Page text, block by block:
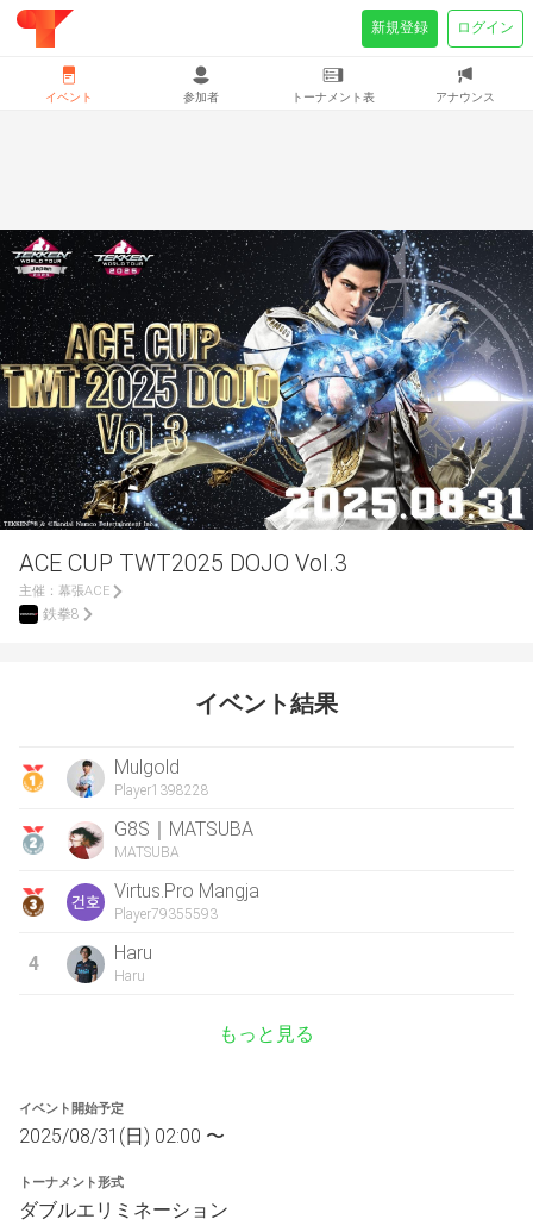
ACE CUP TWT2025 DOJO Vol.3
主催： 幕張ACE
鉄拳8
イベント結果
Mulgold
Player1398228
G8S｜MATSUBA
MATSUBA
Virtus.Pro Mangja
Player79355593
4 Haru
Haru
もっと見る
イベント開始予定
2025/08/31(日) 02:00 〜
トーナメント形式
ダブルエリミネーション
イベント 参加者 トーナメント表 アナウンス
新規登録 ログイン